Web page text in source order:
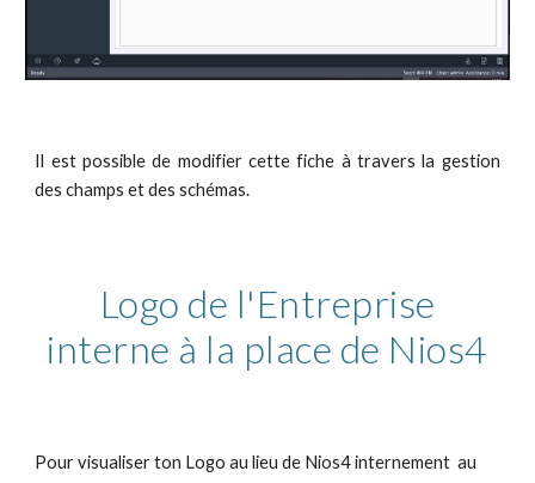
Il est possible de modifier cette fiche à travers la gestion
des champs et des schémas.
Logo de l'Entreprise
interne à la place de Nios4
Pour visualiser ton Logo au lieu de Nios4 internement au